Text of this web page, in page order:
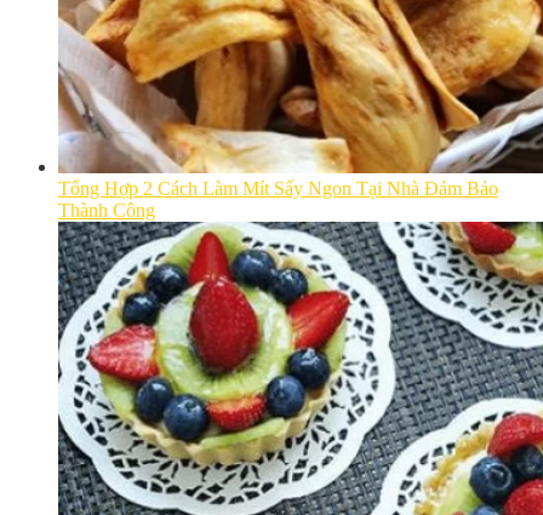
Tổng Hợp 2 Cách Làm Mít Sấy Ngon Tại Nhà Đảm Bảo
Thành Công